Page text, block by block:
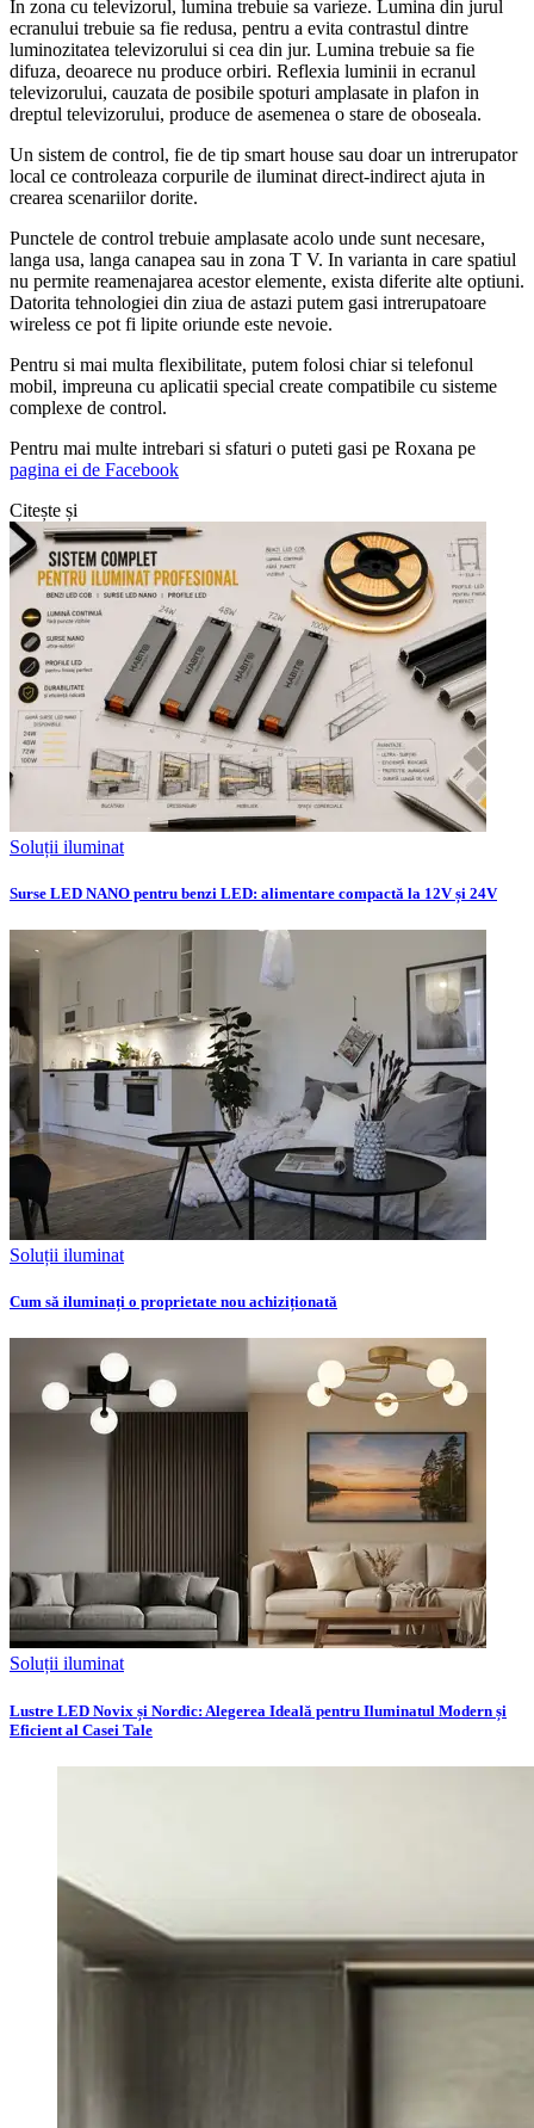
In zona cu televizorul, lumina trebuie sa varieze. Lumina din jurul
ecranului trebuie sa fie redusa, pentru a evita contrastul dintre
luminozitatea televizorului si cea din jur. Lumina trebuie sa fie
difuza, deoarece nu produce orbiri. Reflexia luminii in ecranul
televizorului, cauzata de posibile spoturi amplasate in plafon in
dreptul televizorului, produce de asemenea o stare de oboseala.
Un sistem de control, fie de tip smart house sau doar un intrerupator
local ce controleaza corpurile de iluminat direct-indirect ajuta in
crearea scenariilor dorite.
Punctele de control trebuie amplasate acolo unde sunt necesare,
langa usa, langa canapea sau in zona T V. In varianta in care spatiul
nu permite reamenajarea acestor elemente, exista diferite alte optiuni.
Datorita tehnologiei din ziua de astazi putem gasi intrerupatoare
wireless ce pot fi lipite oriunde este nevoie.
Pentru si mai multa flexibilitate, putem folosi chiar si telefonul
mobil, impreuna cu aplicatii special create compatibile cu sisteme
complexe de control.
Pentru mai multe intrebari si sfaturi o puteti gasi pe Roxana pe
pagina ei de Facebook
Citește și
Soluții iluminat
Surse LED NANO pentru benzi LED: alimentare compactă la 12V și 24V
Soluții iluminat
Cum să iluminați o proprietate nou achiziționată
Soluții iluminat
Lustre LED Novix și Nordic: Alegerea Ideală pentru Iluminatul Modern și
Eficient al Casei Tale